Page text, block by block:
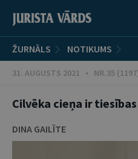
ŽURNĀLS NOTIKUMS
31. AUGUSTS 2021 • NR.35
Cilvēka cieņa ir
DINA GAILĪTE